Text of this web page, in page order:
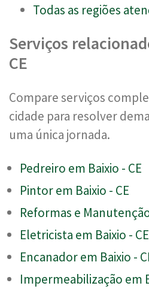
Todas as regiões
Serviços
CE
Compare serviços
cidade para resolver
uma única jornada.
Pedreiro em Baixio - CE
Pintor em Baixio - CE
Reformas e
Eletricista em Baixio - CE
Encanador em Baixio -
Impermeabilização em